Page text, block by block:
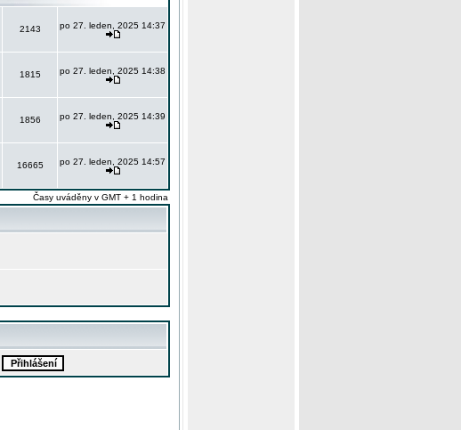
2143 po 27. leden, 2025 14:37
1815 po 27. leden, 2025 14:38
1856 po 27. leden, 2025 14:39
16665 po 27. leden, 2025 14:57
Časy uváděny v GMT + 1 hodina